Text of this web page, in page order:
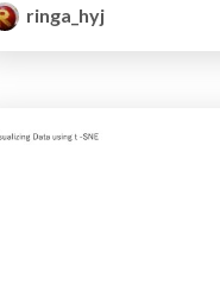
ringa_hyj